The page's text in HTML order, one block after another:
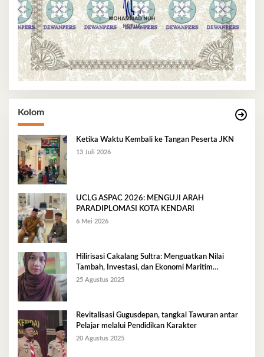
Kolom
Ketika Waktu Kembali ke Tangan Peserta JKN
13 Juli 2026
UCLG ASPAC 2026: MENGUJI ARAH
PARADIPLOMASI KOTA KENDARI
6 Mei 2026
Hilirisasi Cakalang Sultra: Menguatkan Nilai
Tambah, Investasi, dan Ekonomi Maritim
Berkelanjutan
25 Agustus 2025
Revitalisasi Gugusdepan, tangkal Tawuran antar
Pelajar melalui Pendidikan Karakter
20 Agustus 2025